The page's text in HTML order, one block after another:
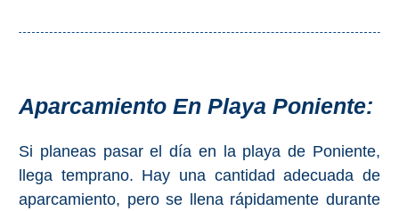
LOS
MEJORES
ALOJAMIENTOS
➜
Aparcamiento En Playa Poniente:
Si planeas pasar el día en la playa de Poniente,
llega temprano. Hay una cantidad adecuada de
aparcamiento, pero se llena rápidamente durante